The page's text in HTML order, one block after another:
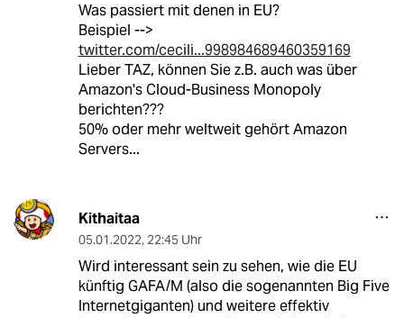
Was passiert mit denen in EU?
Beispiel -->
twitter.com/cecili...998984689460359169
Lieber TAZ, können Sie z.B. auch was über
Amazon's Cloud-Business Monopoly
berichten???
50% oder mehr weltweit gehört Amazon
Servers...
Kithaitaa
05.01.2022, 22:45 Uhr
Wird interessant sein zu sehen, wie die EU
künftig GAFA/M (also die sogenannten Big Five
Internetgiganten) und weitere effektiv